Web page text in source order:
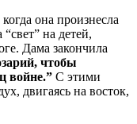
она произнесла
на детей,
Дама закончила
чтобы
войне.” С этими
двигаясь на восток,